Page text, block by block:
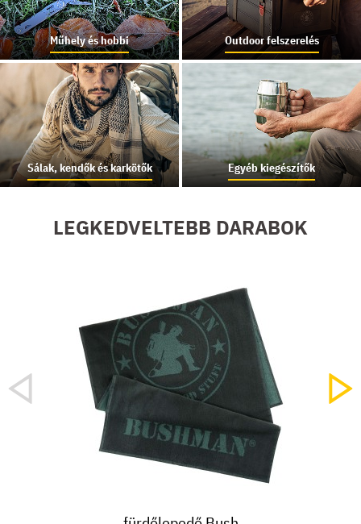
Műhely és hobbi Outdoor felszerelés
Sálak, kendők és karkötők Egyéb kiegészítők
LEGKEDVELTEBB DARABOK